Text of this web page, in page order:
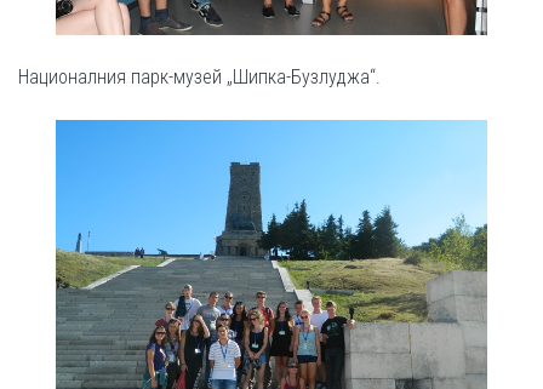
Националния парк-музей „Шипка-Бузлуджа“.